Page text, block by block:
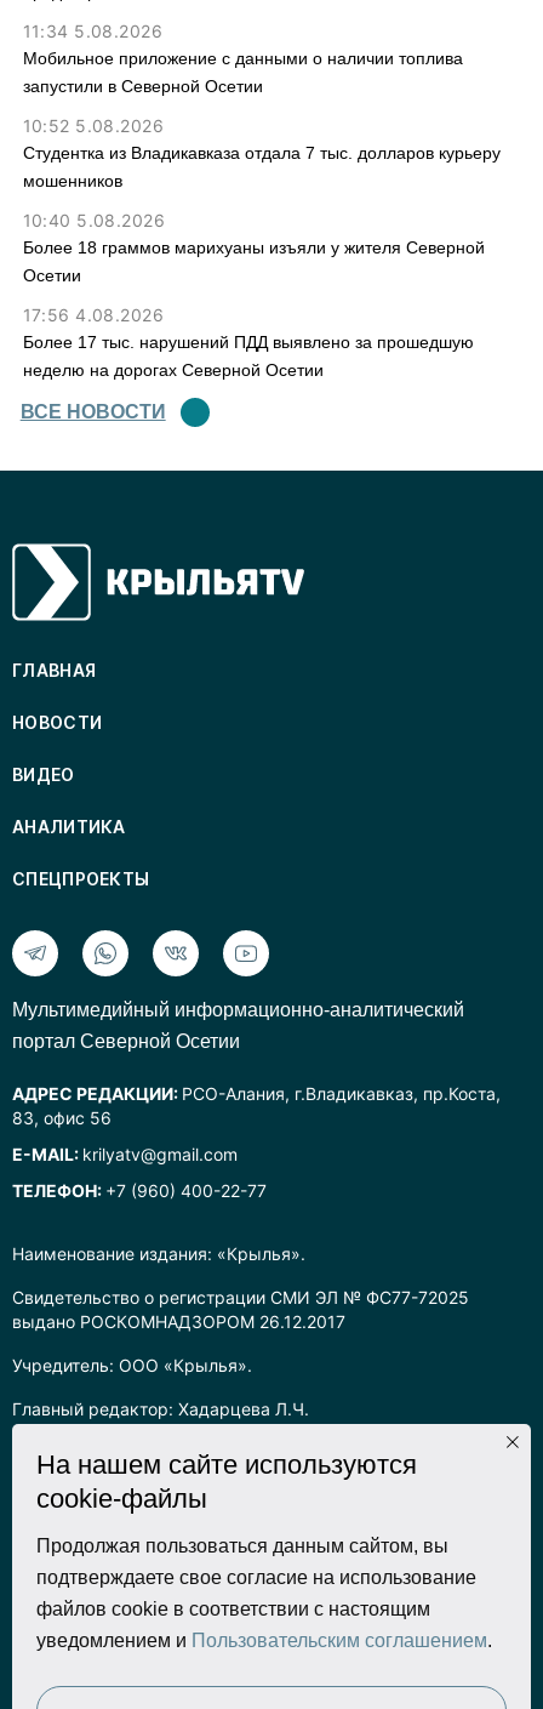
11:34 5.08.2026
Мобильное приложение с данными о наличии топлива
запустили в Северной Осетии
10:52 5.08.2026
Студентка из Владикавказа отдала 7 тыс. долларов курьеру
мошенников
10:40 5.08.2026
Более 18 граммов марихуаны изъяли у жителя Северной
Осетии
17:56 4.08.2026
Более 17 тыс. нарушений ПДД выявлено за прошедшую
неделю на дорогах Северной Осетии
ВСЕ НОВОСТИ
Наименование издания: «Крылья».
Свидетельство о регистрации СМИ ЭЛ № ФС77-72025
выдано РОСКОМНАДЗОРОМ 26.12.2017
Учредитель: ООО «Крылья».
Главный редактор: Хадарцева Л.Ч.
Информация на сайте предназначена для лиц старше 16 лет.
Все права на любые материалы, опубликованные на сайте,
защищены в соответствии с российским законодательством
об интеллектуальной собственности. Любое использование
текстовых, фото, аудио и видеоматериалов возможно только
с согласия правообладателя (ООО «Крылья») и при строгом
наличии ссылки на ресурс. Для сетевых ресурсов –
гиперссылка.
Разработка сайта
ГЛАВНАЯ
НОВОСТИ
ВИДЕО
АНАЛИТИКА
СПЕЦПРОЕКТЫ
Mультимедийный информационно-аналитический
портал Северной Осетии
АДРЕС РЕДАКЦИИ: РСО-Алания, г.Владикавказ, пр.Коста,
83, офис 56
E-MAIL: krilyatv@gmail.com
ТЕЛЕФОН: +7 (960) 400-22-77
На нашем сайте используются
cookie-файлы
Продолжая пользоваться данным сайтом, вы
подтверждаете свое согласие на использование
файлов cookie в соответствии с настоящим
уведомлением и Пользовательским соглашением.